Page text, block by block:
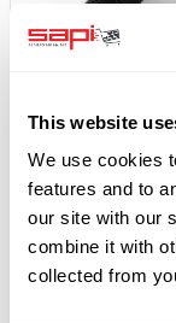
This website
We use cookies
features and to
our site with our
combine it with
collected from
Regelventil
106,00 € 126,14 €
Lederjacke
MwSt.
Nylonjacke